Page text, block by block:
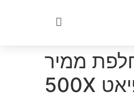
ממיר
קטליטי לפיאט 500X